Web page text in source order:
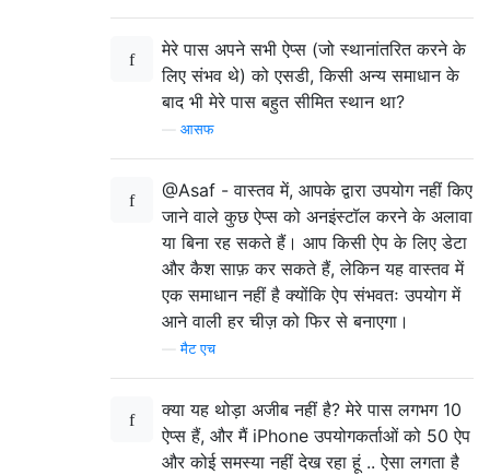
मेरे पास अपने सभी ऐप्स (जो स्थानांतरित करने के
लिए संभव थे) को एसडी, किसी अन्य समाधान के
बाद भी मेरे पास बहुत सीमित स्थान था?
आसफ
@Asaf - वास्तव में, आपके द्वारा उपयोग नहीं किए
जाने वाले कुछ ऐप्स को अनइंस्टॉल करने के अलावा
या बिना रह सकते हैं। आप किसी ऐप के लिए डेटा
और कैश साफ़ कर सकते हैं, लेकिन यह वास्तव में
एक समाधान नहीं है क्योंकि ऐप संभवतः उपयोग में
आने वाली हर चीज़ को फिर से बनाएगा।
—मैट एच
क्या यह थोड़ा अजीब नहीं है? मेरे पास लगभग 10
ऐप्स हैं, और मैं iPhone उपयोगकर्ताओं को 50 ऐप
और कोई समस्या नहीं देख रहा हूं .. ऐसा लगता है